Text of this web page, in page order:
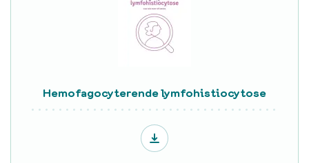
Hemofagocyterende lymfohistiocytose